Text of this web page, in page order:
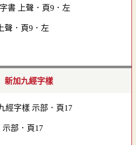
上聲．頁9．左
新加九經字樣
示部．頁17